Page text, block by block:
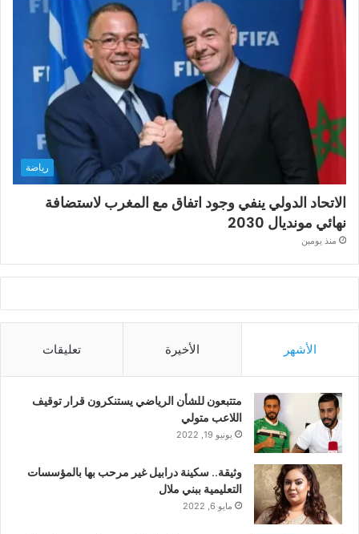
رياضة
الاتحاد الدولي ينفي وجود اتفاق مع المغرب لاستضافة
نهائي مونديال 2030
منذ يومين
الأشهر الأخيرة تعليقات
متتبعون للشأن الرياضي يستنكرون قرار توقيف
اللاعب متولي
يونيو 19, 2022
وثيقة.. سكينة درابيل غير مرحب بها بالمؤسسات
التعليمية ببني ملال
مايو 6, 2022